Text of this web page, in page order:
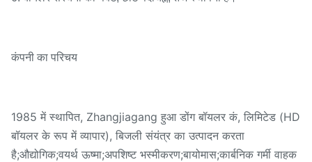
कंपनी का परिचय
1985 में स्थापित, Zhangjiagang हुआ डोंग बॉयलर कं, लिमिटेड (HD
बॉयलर के रूप में व्यापार), बिजली संयंत्र का उत्पादन करता
है;औद्योगिक;वयर्थ ऊष्मा;अपशिष्ट भस्मीकरण;बायोमास;कार्बनिक गर्मी वाहक